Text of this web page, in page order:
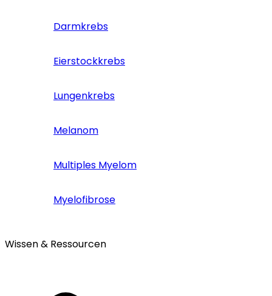
Darmkrebs
Eierstockkrebs
Lungenkrebs
Melanom
Multiples Myelom
Myelofibrose
Wissen & Ressourcen